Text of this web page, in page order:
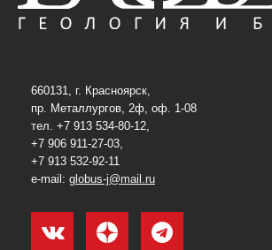
660131, г. Красноярск,
пр. Металлургов, 2ф, оф. 1-08
тел. +7 913 534-80-12,
+7 906 911-27-03,
+7 913 532-92-11
e-mail: globus-j@mail.ru